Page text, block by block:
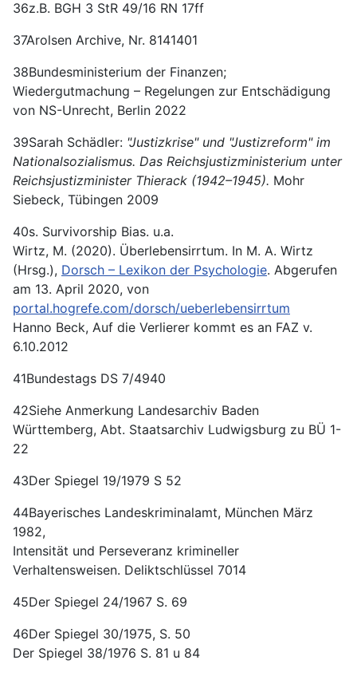
36z.B. BGH 3 StR 49/16 RN 17ff
37Arolsen Archive, Nr. 8141401
38Bundesministerium der Finanzen;
Wiedergutmachung – Regelungen zur Entschädigung
von NS-Unrecht, Berlin 2022
39Sarah Schädler: "Justizkrise" und "Justizreform" im
Nationalsozialismus. Das Reichsjustizministerium unter
Reichsjustizminister Thierack (1942–1945). Mohr
Siebeck, Tübingen 2009
40s. Survivorship Bias. u.a.
Wirtz, M. (2020). Überlebensirrtum. In M. A. Wirtz
(Hrsg.), Dorsch – Lexikon der Psychologie. Abgerufen
am 13. April 2020, von
portal.hogrefe.com/dorsch/ueberlebensirrtum
Hanno Beck, Auf die Verlierer kommt es an FAZ v.
6.10.2012
41Bundestags DS 7/4940
42Siehe Anmerkung Landesarchiv Baden
Württemberg, Abt. Staatsarchiv Ludwigsburg zu BÜ 1-
22
43Der Spiegel 19/1979 S 52
44Bayerisches Landeskriminalamt, München März
1982,
Intensität und Perseveranz krimineller
Verhaltensweisen. Deliktschlüssel 7014
45Der Spiegel 24/1967 S. 69
46Der Spiegel 30/1975, S. 50
Der Spiegel 38/1976 S. 81 u 84